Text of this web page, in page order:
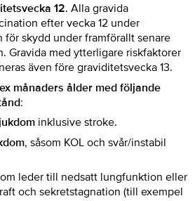
12. Alla gravida
efter vecka 12 under
för skydd under framförallt senare
Gravida med ytterligare riskfaktorer
även före graviditetsvecka 13.
månaders ålder med följande
:
inklusive stroke.
, såsom KOL och svår/instabil
leder till nedsatt lungfunktion eller
och sekretstagnation (till exempel